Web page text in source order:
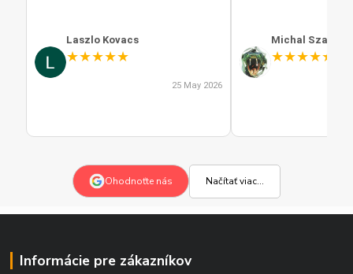
Laszlo Kovacs
★★★★★
25 May 2026
Michal Szabo
★★★★★
Ohodnoťte nás Načítať viac...
Informácie pre zákazníkov